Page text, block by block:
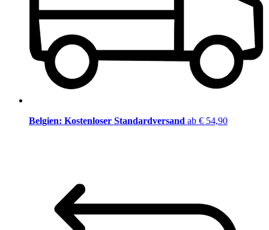
Belgien: Kostenloser Standardversand ab € 54,90